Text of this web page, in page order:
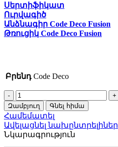
Սերտիֆիկատ
Ուրվագիծ
Անձնագիր Code Deco Fusion
Թռուցիկ Code Deco Fusion
Բրենդ Code Deco
Բռնակ
Code
Deco
Fusion
H-
100161-
Զամբյուղ Գնել հիմա
Համեմատել
Ավելացնել նախընտրելիներ
Նկարագրություն